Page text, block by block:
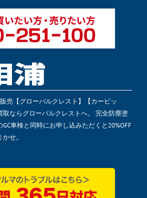
売【グローバルクレスト】【カービッ
取ならグローバルクレストへ。 完全防塵塗
車検と同時にお申し込みただくと20%OFF
せ。